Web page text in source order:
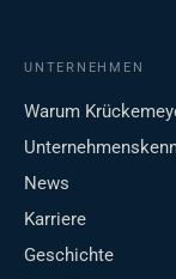
UNTERNEHMEN
Warum
News
Karriere
Geschichte